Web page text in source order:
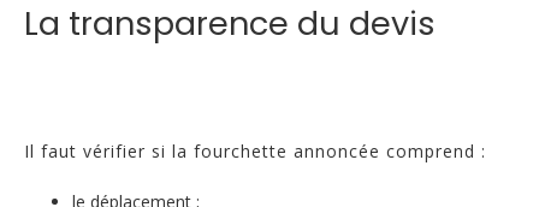
La transparence du devis
Il faut vérifier si la fourchette annoncée comprend :
le déplacement ;